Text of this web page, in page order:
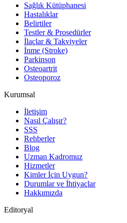
Sağlık Kütüphanesi
Hastalıklar
Belirtiler
Testler & Prosedürler
İlaçlar & Takviyeler
İnme (Stroke)
Parkinson
Osteoartrit
Osteoporoz
Kurumsal
İletişim
Nasıl Çalışır?
SSS
Rehberler
Blog
Uzman Kadromuz
Hizmetler
Kimler İçin Uygun?
Durumlar ve İhtiyaçlar
Hakkımızda
Editoryal